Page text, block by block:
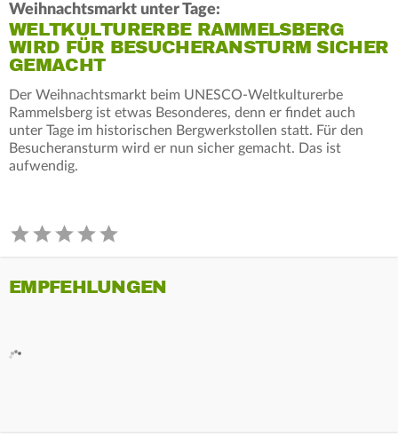
Weihnachtsmarkt unter Tage:
WELTKULTURERBE RAMMELSBERG
WIRD FÜR BESUCHERANSTURM SICHER
GEMACHT
Der Weihnachtsmarkt beim UNESCO-Weltkulturerbe
Rammelsberg ist etwas Besonderes, denn er findet auch
unter Tage im historischen Bergwerkstollen statt. Für den
Besucheransturm wird er nun sicher gemacht. Das ist
aufwendig.
EMPFEHLUNGEN